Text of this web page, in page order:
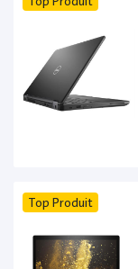
Top Produit